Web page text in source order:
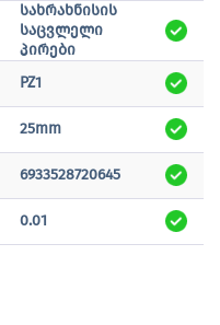
სახრახნისის
საცვლელი
პირები
PZ1
25mm
6933528720645
0.01